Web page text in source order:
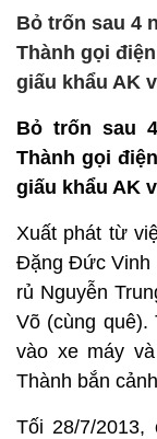
Bỏ trốn sau 4
Thành gọi
giấu khẩu AK
Bỏ trốn sau
Thành gọi
giấu khẩu AK
Xuất phát từ
Đặng Đức Vinh
rủ Nguyễn
Võ (cùng
vào xe máy
Thành bắn
Tối 28/7/